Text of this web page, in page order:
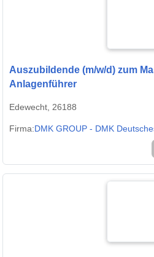
Auszubildende (m/w/d) zum
Anlagenführer
Edewecht, 26188
Firma:DMK GROUP - DMK